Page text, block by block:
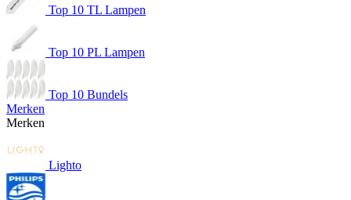
Top 10 TL Lampen
Top 10 PL Lampen
Top 10 Bundels
Merken
Merken
Lighto